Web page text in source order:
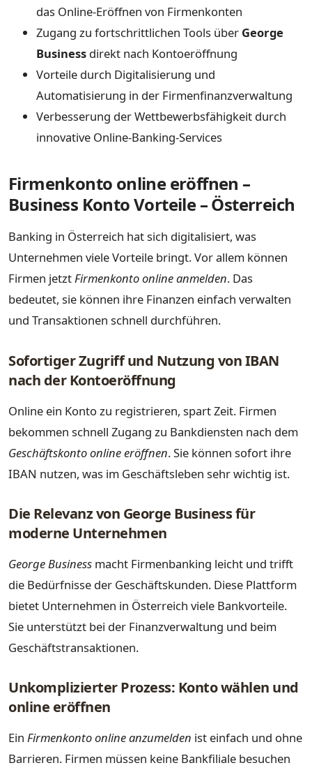
das Online-Eröffnen von Firmenkonten
Zugang zu fortschrittlichen Tools über George
Business direkt nach Kontoeröffnung
Vorteile durch Digitalisierung und
Automatisierung in der Firmenfinanzverwaltung
Verbesserung der Wettbewerbsfähigkeit durch
innovative Online-Banking-Services
Firmenkonto online eröffnen –
Business Konto Vorteile – Österreich
Banking in Österreich hat sich digitalisiert, was
Unternehmen viele Vorteile bringt. Vor allem können
Firmen jetztFirmenkonto online anmelden. Das
bedeutet, sie können ihre Finanzen einfach verwalten
und Transaktionen schnell durchführen.
Sofortiger Zugriff und Nutzung von IBAN
nach der Kontoeröffnung
Online ein Konto zu registrieren, spart Zeit. Firmen
bekommen schnell Zugang zu Bankdiensten nach dem
Geschäftskonto online eröffnen. Sie können sofort ihre
IBAN nutzen, was im Geschäftsleben sehr wichtig ist.
Die Relevanz von George Business für
moderne Unternehmen
George Business macht Firmenbanking leicht und trifft
die Bedürfnisse der Geschäftskunden. Diese Plattform
bietet Unternehmen in Österreich viele Bankvorteile.
Sie unterstützt bei der Finanzverwaltung und beim
Geschäftstransaktionen.
Unkomplizierter Prozess: Konto wählen und
online eröffnen
Ein Firmenkonto online anzumelden ist einfach und ohne
Barrieren. Firmen müssen keine Bankfiliale besuchen